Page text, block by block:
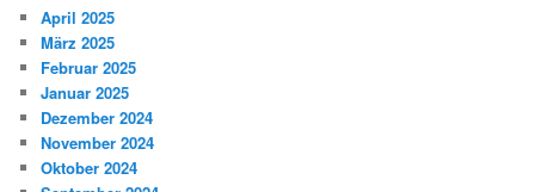
April 2025
März 2025
Februar 2025
Januar 2025
Dezember 2024
November 2024
Oktober 2024